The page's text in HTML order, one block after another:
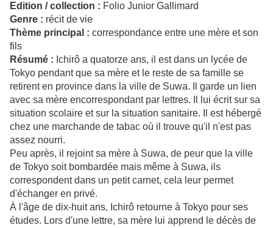
Edition / collection : Folio Junior Gallimard
Genre : récit de vie
Thème principal : correspondance entre une mère et son
fils
Résumé : Ichirô a quatorze ans, il est dans un lycée de
Tokyo pendant que sa mère et le reste de sa famille se
retirent en province dans la ville de Suwa. Il garde un lien
avec sa mère encorrespondant par lettres. Il lui écrit sur sa
situation scolaire et sur la situation sanitaire. Il est hébergé
chez une marchande de tabac où il trouve qu'il n'est pas
assez nourri.
Peu après, il rejoint sa mère à Suwa, de peur que la ville
de Tokyo soit bombardée mais même à Suwa, ils
correspondent dans un petit carnet, cela leur permet
d'échanger en privé.
À l'âge de dix-huit ans, Ichirô retourne à Tokyo pour ses
études. Lors d'une lettre, sa mère lui apprend le décès de